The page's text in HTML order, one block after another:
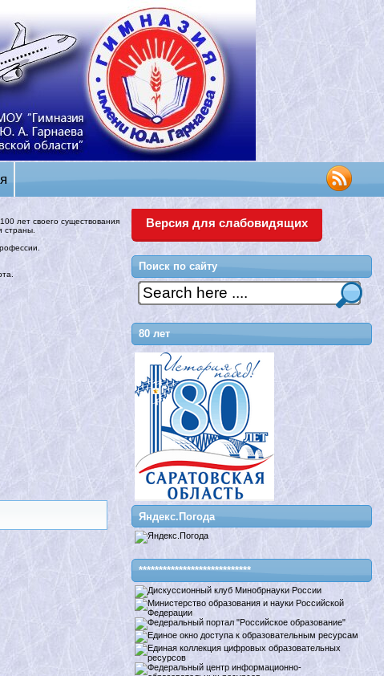
лет своего существования
страны.
Версия для слабовидящих
Поиск по сайту
80 лет
Яндекс.Погода
****************************